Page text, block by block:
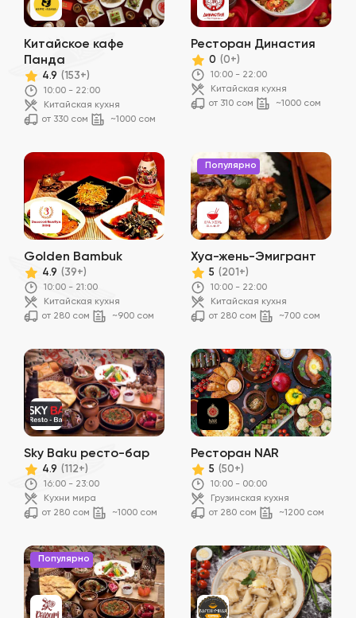
Китайское кафе
Панда
4.9 (153+)
10:00 - 22:00
Китайская кухня
от 330 сом
~1000 сом
Ресторан Династия
0 (0+)
10:00 - 22:00
Китайская кухня
от 310 сом
~1000 сом
Golden Bambuk
4.9 (39+)
10:00 - 21:00
Китайская кухня
от 280 сом
~900 сом
Популярно
Хуа-жень-Эмигрант
5 (201+)
10:00 - 22:00
Китайская кухня
от 280 сом
~700 сом
Sky Baku ресто-бар
4.9 (112+)
16:00 - 23:00
Кухни мира
от 280 сом
~1000 сом
Ресторан NAR
5 (50+)
10:00 - 00:00
Грузинская кухня
от 280 сом
~1200 сом
Популярно